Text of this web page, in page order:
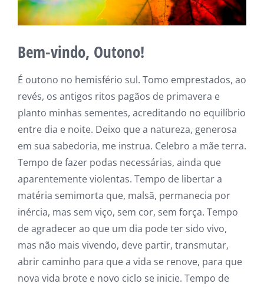
Bem-vindo, Outono!
É outono no hemisfério sul. Tomo emprestados, ao
revés, os antigos ritos pagãos de primavera e
planto minhas sementes, acreditando no equilíbrio
entre dia e noite. Deixo que a natureza, generosa
em sua sabedoria, me instrua. Celebro a mãe terra.
Tempo de fazer podas necessárias, ainda que
aparentemente violentas. Tempo de libertar a
matéria semimorta que, malsã, permanecia por
inércia, mas sem viço, sem cor, sem força. Tempo
de agradecer ao que um dia pode ter sido vivo,
mas não mais vivendo, deve partir, transmutar,
abrir caminho para que a vida se renove, para que
nova vida brote e novo ciclo se inicie. Tempo de